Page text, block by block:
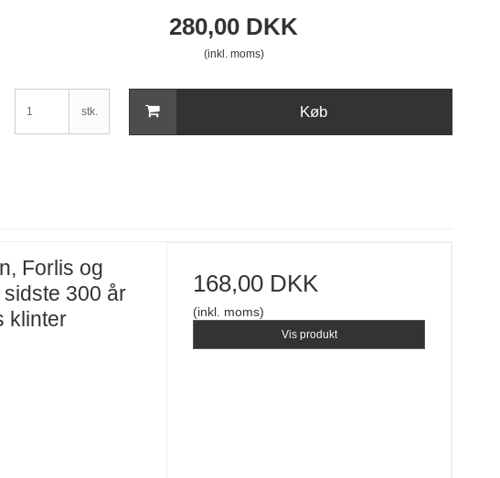
280,00 DKK
(inkl. moms)
stk. Køb
Forlis og
300 år
klinter
168,00 DKK
(inkl. moms)
Vis produkt